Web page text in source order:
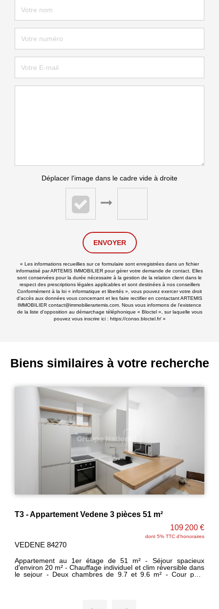
Déplacer l'image dans le cadre vide à droite
ENVOYER
« Les informations recueillies sur ce formulaire sont enregistrées dans un fichier
informatisé par ARTEMIS IMMOBILIER pour gérer votre demande de contact. Elles
sont conservées pour la durée nécessaire à la gestion de la relation client dans le
respect des prescriptions légales applicables et sont destinées à nos conseillers
Conformément à la loi « informatique et libertés », vous pouvez exercer votre droit
d'accès aux données vous concernant et les faire rectifier en contactant ARTEMIS
IMMOBILIER contact@immobilierartemis.com. Nous vous informons de l’existence
de la liste d'opposition au démarchage téléphonique « Bloctel », sur laquelle vous
pouvez vous inscrire ici : https://conso.bloctel.fr/»
Biens similaires à votre recherche
109 200 €
dont 5% TTC d'honoraires
VEDENE 84270
Ce séjour spacieux et ensoleillé au charme de l'ancien offre
un potentiel de décoration infini ! cet espace de 20 m²
environs allie l'authenticité des matériaux nobles avec des